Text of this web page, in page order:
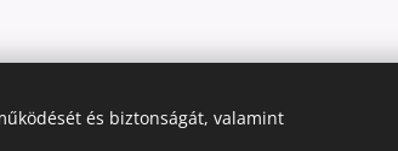
és biztonságát, valamint